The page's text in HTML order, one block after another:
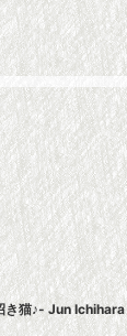
き猫♪- Jun Ichihara